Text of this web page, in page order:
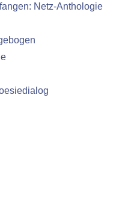
Netz-Anthologie